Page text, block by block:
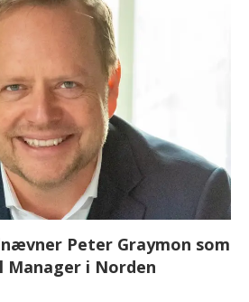
Peter Graymon som
Manager i Norden